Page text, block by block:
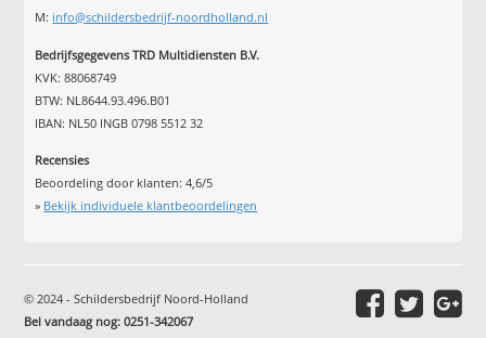
M: info@schildersbedrijf-noordholland.nl
Bedrijfsgegevens TRD Multidiensten B.V.
KVK: 88068749
BTW: NL8644.93.496.B01
IBAN: NL50 INGB 0798 5512 32
Recensies
Beoordeling door klanten:4,6/5
» Bekijk individuele klantbeoordelingen
© 2024 - Schildersbedrijf Noord-Holland
Bel vandaag nog: 0251-342067